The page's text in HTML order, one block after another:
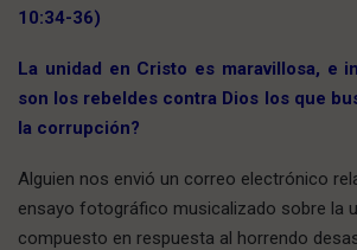
10:34-36)
La unidad en Cristo es maravillosa, e
son los rebeldes contra Dios los que
la corrupción?
Alguien nos envió un correo electrónico
ensayo fotográfico musicalizado sobre la
compuesto en respuesta al horrendo